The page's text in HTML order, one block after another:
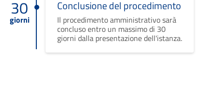
30
giorni
Conclusione del procedimento
Il procedimento amministrativo sarà
concluso entro un massimo di 30
giorni dalla presentazione dell'istanza.